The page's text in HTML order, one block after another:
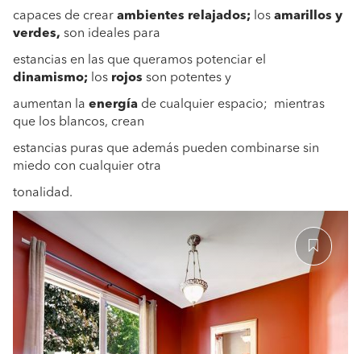
capaces de crear ambientes relajados; los amarillos y
verdes, son ideales para
estancias en las que queramos potenciar el
dinamismo; los rojos son potentes y
aumentan la energía de cualquier espacio; mientras
que los blancos, crean
estancias puras que además pueden combinarse sin
miedo con cualquier otra
tonalidad.